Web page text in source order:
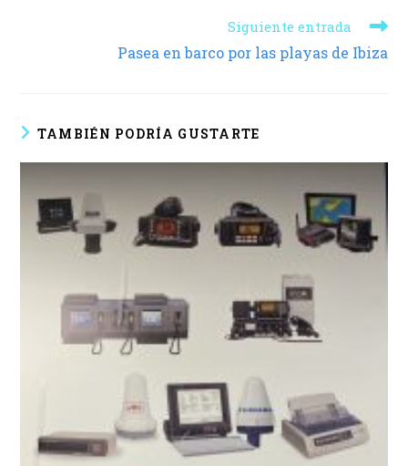
Siguiente entrada
Pasea en barco por las playas de Ibiza
TAMBIÉN PODRÍA GUSTARTE